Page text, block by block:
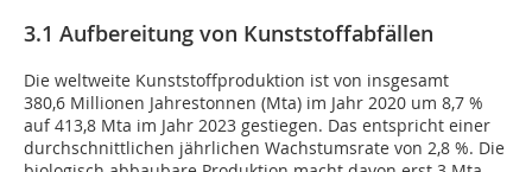
3.1 Aufbereitung von Kunststoffabfällen
Die weltweite Kunststoffproduktion ist von insgesamt
380,6 Millionen Jahrestonnen (Mta) im Jahr 2020 um 8,7 %
auf 413,8 Mta im Jahr 2023 gestiegen. Das entspricht einer
durchschnittlichen jährlichen Wachstumsrate von 2,8 %. Die